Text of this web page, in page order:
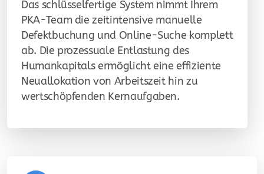
Das schlüsselfertige System nimmt Ihrem
PKA-Team die zeitintensive manuelle
Defektbuchung und Online-Suche komplett
ab. Die prozessuale Entlastung des
Humankapitals ermöglicht eine effiziente
Neuallokation von Arbeitszeit hin zu
wertschöpfenden Kernaufgaben.